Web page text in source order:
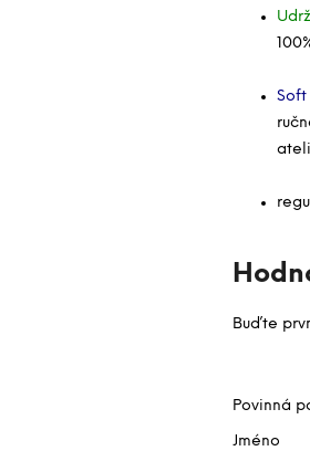
Buďte
Povinná
Jméno